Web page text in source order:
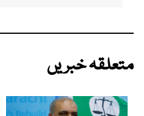
متعلقہ خبریں